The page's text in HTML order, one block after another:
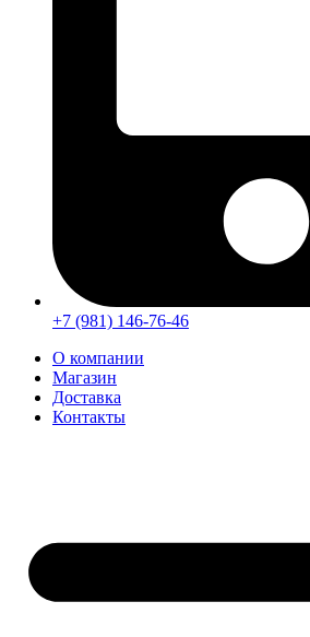
+7 (981) 146-76-46
О компании
Магазин
Доставка
Контакты